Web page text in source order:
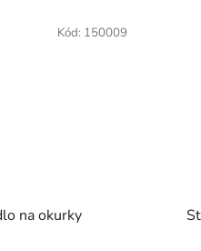
na okurky
Kód: 150009